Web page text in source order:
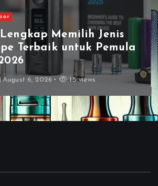
Jenis Vape
Jenis Vape Terbaru Harga
Terjangkau Dengan Kualitas
Terbaik di Pasaran
Byadmin August 5, 2026 27 views